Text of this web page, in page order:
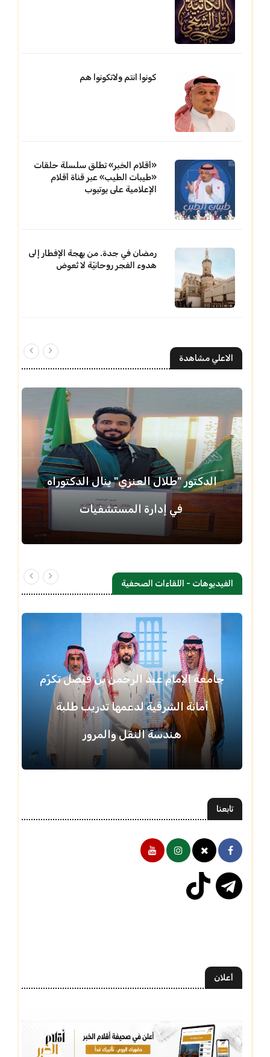
كونوا انتم ولاتكونوا هم
«أقلام الخبر» تطلق سلسلة حلقات
«طيبات الطيب» عبر قناة أقلام
الإعلامية على يوتيوب
رمضان في جدة. من بهجة الإفطار إلى
هدوء الفجر روحانيّة لا تُعوض
الاعلي مشاهدة
الدكتور "طلال العنزي" ينال الدكتوراه
في إدارة المستشفيات
الفيديوهات - اللقاءات الصحفية
جامعة الإمام عبد الرحمن بن فيصل تكرّم
أمانة الشرقية لدعمها تدريب طلبة
هندسة النقل والمرور
تابعنا
أعلان